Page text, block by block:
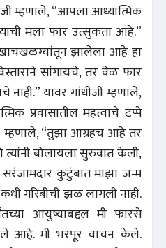
म्हणाले, “आपला आध्यात्मिक
मला फार उत्सुकता आहे.”
झालेला आहे हा
सांगायचे, तर वेळ फार
यावर गांधीजी म्हणाले,
प्रवासातील महत्त्वाचे टप्पे
म्हणाले, “तुझा आग्रहच आहे तर
बोलायला सुरुवात केली,
कुटुंबात माझा जन्म
गरिबीची झळ लागली नाही.
आयुष्याबद्दल मी फारसे
आहे. मी भरपूर वाचन केले.